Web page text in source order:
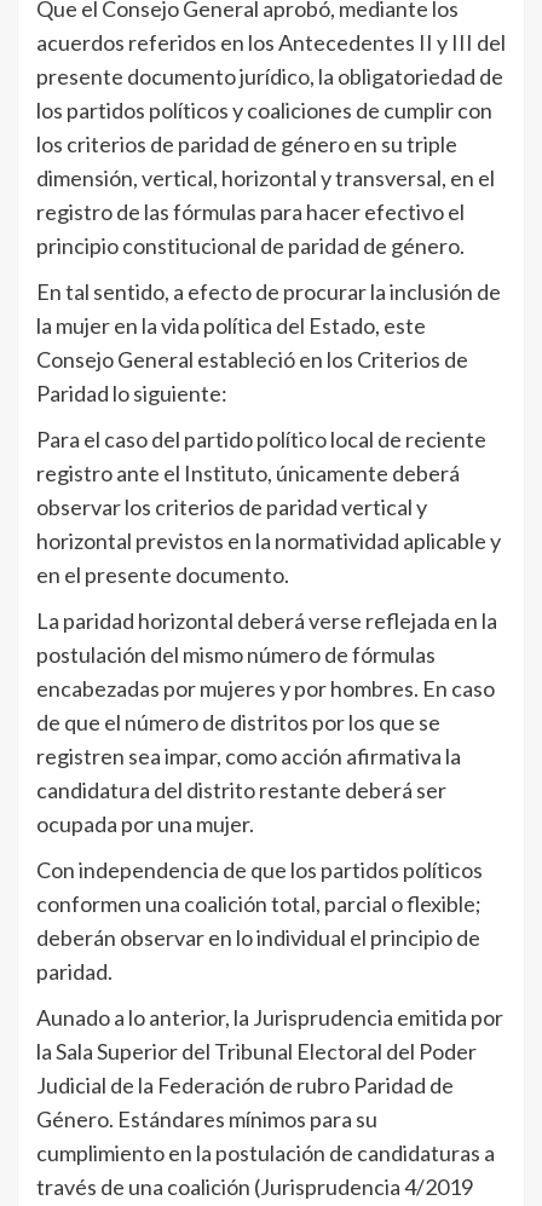
Que el Consejo General aprobó, mediante los
acuerdos referidos en los Antecedentes II y III del
presente documento jurídico, la obligatoriedad de
los partidos políticos y coaliciones de cumplir con
los criterios de paridad de género en su triple
dimensión, vertical, horizontal y transversal, en el
registro de las fórmulas para hacer efectivo el
principio constitucional de paridad de género.
En tal sentido, a efecto de procurar la inclusión de
la mujer en la vida política del Estado, este
Consejo General estableció en los Criterios de
Paridad lo siguiente:
Para el caso del partido político local de reciente
registro ante el Instituto, únicamente deberá
observar los criterios de paridad vertical y
horizontal previstos en la normatividad aplicable y
en el presente documento.
La paridad horizontal deberá verse reflejada en la
postulación del mismo número de fórmulas
encabezadas por mujeres y por hombres. En caso
de que el número de distritos por los que se
registren sea impar, como acción afirmativa la
candidatura del distrito restante deberá ser
ocupada por una mujer.
Con independencia de que los partidos políticos
conformen una coalición total, parcial o flexible;
deberán observar en lo individual el principio de
paridad.
Aunado a lo anterior, la Jurisprudencia emitida por
la Sala Superior del Tribunal Electoral del Poder
Judicial de la Federación de rubro Paridad de
Género. Estándares mínimos para su
cumplimiento en la postulación de candidaturas a
través de una coalición (Jurisprudencia 4/2019